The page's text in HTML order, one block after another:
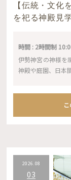
【伝統・文化
を祀る神殿見
時間 : 2時間制
伊勢神宮の神様を
神殿や庭園、日本
2026.08
03